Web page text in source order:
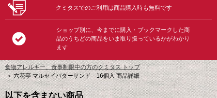
クミタスでのご利用は商品購入時も無料です
ショップ別に、今までに購入・ブックマークした商
品のうちどの商品をいま取り扱っているかがわかり
ます
食物アレルギー、食事制限中の方のクミタス トップ
＞六花亭 マルセイバターサンド 16個入 商品詳細
以下を含まない商品